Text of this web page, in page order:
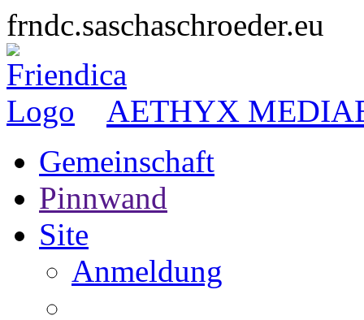
frndc.saschaschroeder.eu
AETHYX
Gemeinschaft
Pinnwand
Site
Anmeldung